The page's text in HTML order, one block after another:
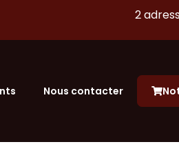
2
Nous contacter